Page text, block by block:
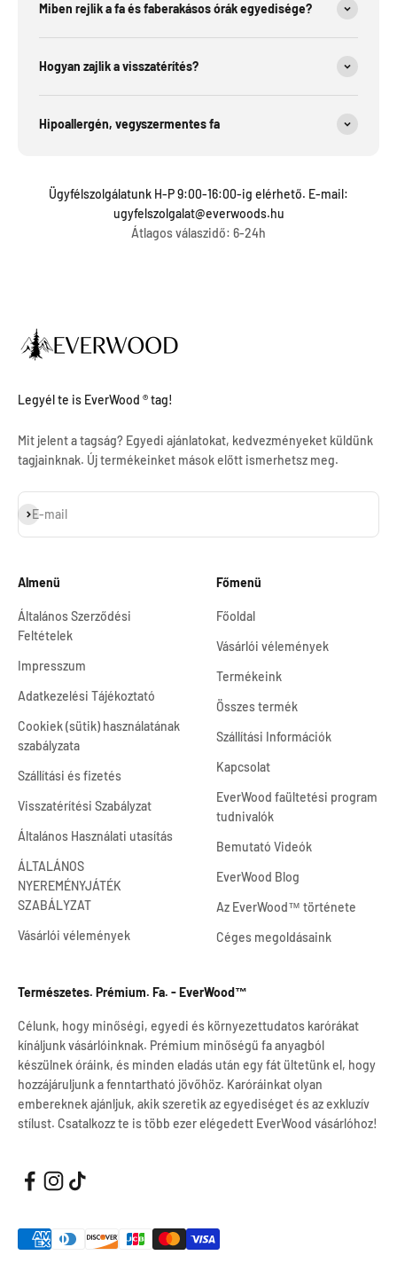
Miben rejlik a fa és faberakásos órák egyedisége?
Hogyan zajlik a visszatérítés?
Hipoallergén, vegyszermentes fa
Ügyfélszolgálatunk H-P 9:00-16:00-ig elérhető. E-mail:
ugyfelszolgalat@everwoods.hu
Átlagos válaszidő: 6-24h
Legyél te is EverWood ® tag!
Mit jelent a tagság? Egyedi ajánlatokat, kedvezményeket küldünk
tagjainknak. Új termékeinket mások előtt ismerhetsz meg.
E-mail
Feliratkozás
Almenü
Általános Szerződési
Feltételek
Impresszum
Adatkezelési Tájékoztató
Cookiek (sütik) használatának
szabályzata
Szállítási és fizetés
Visszatérítési Szabályzat
Általános Használati utasítás
ÁLTALÁNOS
NYEREMÉNYJÁTÉK
SZABÁLYZAT
Vásárlói vélemények
Természetes. Prémium. Fa. - EverWood™
Célunk, hogy minőségi, egyedi és környezettudatos karórákat
kínáljunk vásárlóinknak. Prémium minőségű fa anyagból
készülnek óráink, és minden eladás után egy fát ültetünk el, hogy
hozzájáruljunk a fenntartható jövőhöz. Karóráinkat olyan
embereknek ajánljuk, akik szeretik az egyediséget és az exkluzív
stílust. Csatalkozz te is több ezer elégedett EverWood vásárlóhoz!
Főmenü
Főoldal
Vásárlói vélemények
Termékeink
Összes termék
Szállítási Információk
Kapcsolat
EverWood faültetési program
tudnivalók
Bemutató Videók
EverWood Blog
Az EverWood™ története
Céges megoldásaink